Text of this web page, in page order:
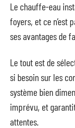
Le chauffe-eau
foyers, et ce n’est
ses avantages de
Le tout est de
si besoin sur les
système bien
imprévu, et
attentes.